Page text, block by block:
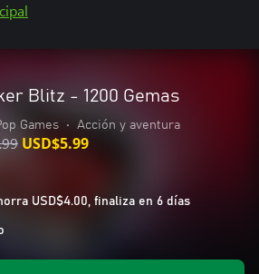
Blitz - 1200 Gemas
Games • Acción y aventura
USD$5.99
USD$4.00, finaliza en 6 días